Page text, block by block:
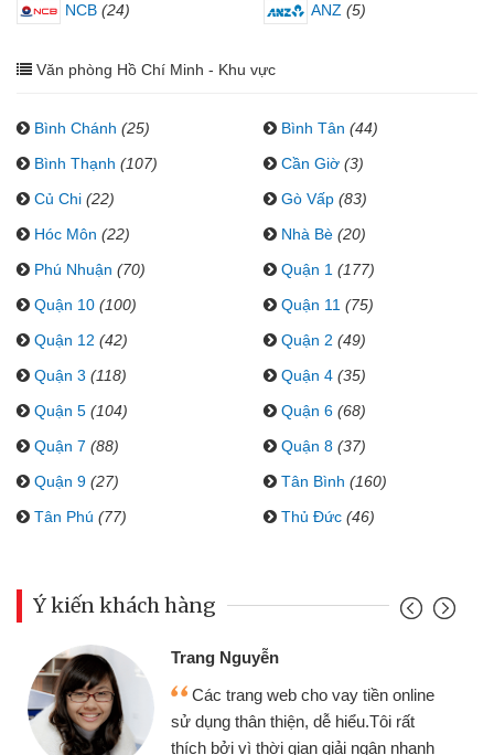
NCB (24) ANZ (5)
Văn phòng Hồ Chí Minh - Khu vực
Bình Chánh (25) Bình Tân (44)
Bình Thạnh (107) Cần Giờ (3)
Củ Chi (22) Gò Vấp (83)
Hóc Môn (22) Nhà Bè (20)
Phú Nhuận (70) Quận 1 (177)
Quận 10 (100) Quận 11 (75)
Quận 12 (42) Quận 2 (49)
Quận 3 (118) Quận 4 (35)
Quận 5 (104) Quận 6 (68)
Quận 7 (88) Quận 8 (37)
Quận 9 (27) Tân Bình (160)
Tân Phú (77) Thủ Đức (46)
Ý kiến khách hàng
Trang Nguyễn
Các trang web cho vay tiền online
sử dụng thân thiện, dễ hiểu.Tôi rất
thích bởi vì thời gian giải ngân nhanh